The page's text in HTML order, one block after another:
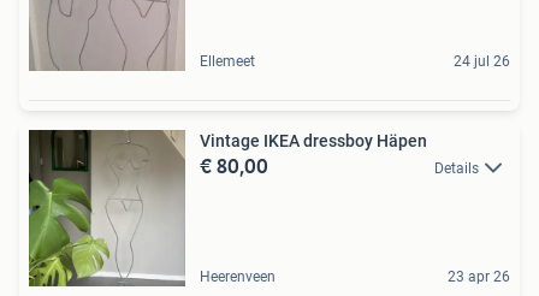
Ellemeet 24 jul 26
Vintage IKEA dressboy Häpen
€ 80,00 Details
Heerenveen 23 apr 26